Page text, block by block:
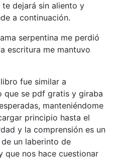
dejará sin aliento y
a continuación.
serpentina me perdió
escritura me mantuvo
fue similar a
que se pdf gratis y giraba
manteniéndome
principio hasta el
y la comprensión es un
un laberinto de
que nos hace cuestionar